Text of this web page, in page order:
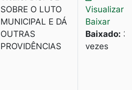
SOBRE O LUTO
MUNICIPAL E DÁ
OUTRAS
PROVIDÊNCIAS
Visualizar
Baixar
Baixado: 3
vezes